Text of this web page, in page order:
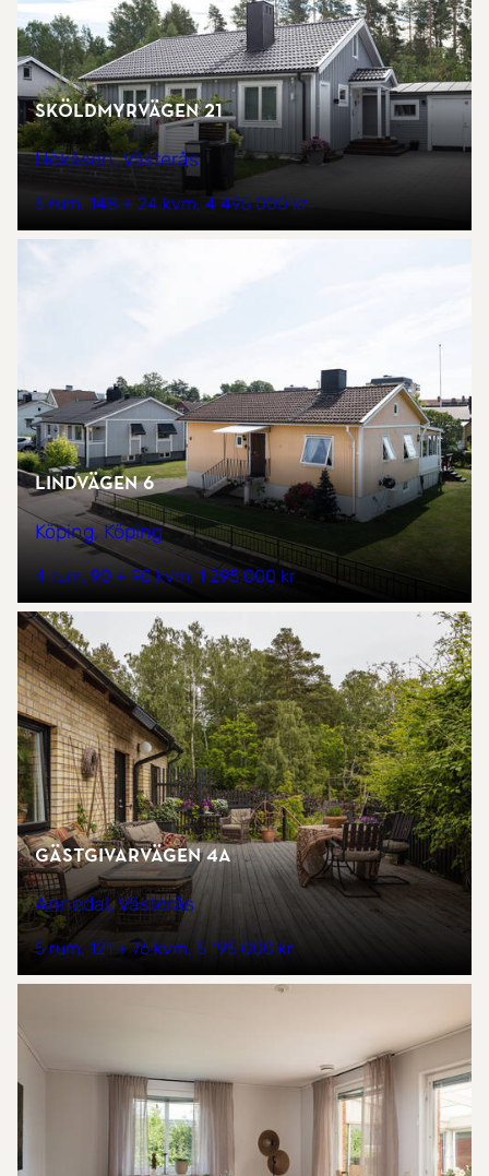
Sköldmyrvägen 21
Hökåsen, Västerås
5 rum 148 + 24 kvm 4 495 000 kr
Lindvägen 6
Köping, Köping
4 rum 90 + 90 kvm 1 295 000 kr
Gästgivarvägen 4A
Annedal, Västerås
5 rum 121 + 76 kvm 5 195 000 kr